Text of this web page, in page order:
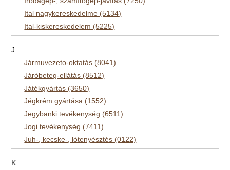
Ital nagykereskedelme (5134)
Ital-kiskereskedelem (5225)
J
Jármuvezeto-oktatás (8041)
Járóbeteg-ellátás (8512)
Játékgyártás (3650)
Jégkrém gyártása (1552)
Jegybanki tevékenység (6511)
Jogi tevékenység (7411)
Juh-, kecske-, lótenyésztés (0122)
K